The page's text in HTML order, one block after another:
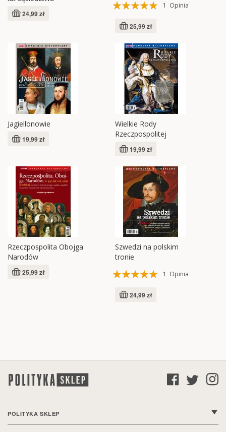
24,99 zł
Ocena:
1 Opinia
25,99 zł
Jagiellonowie
19,99 zł
Wielkie Rody
Rzeczpospolitej
19,99 zł
Rzeczpospolita Obojga
Narodów
25,99 zł
Szwedzi na polskim
tronie
Ocena:
1 Opinia
24,99 zł
POLITYKA SKLEP